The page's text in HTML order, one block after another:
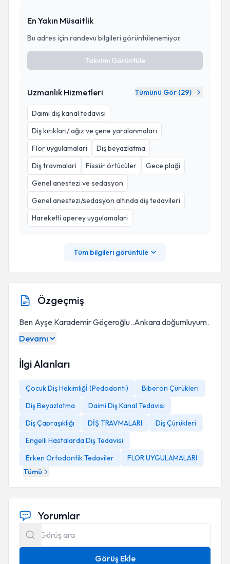
En Yakın Müsaitlik
Bu adres için randevu bilgileri görüntülenemiyor.
Takvimi Görüntüle
Uzmanlık Hizmetleri Tümünü Gör (29)
Daimi diş kanal tedavisi
Diş kırıkları/ ağız ve çene yaralanmaları
Flor uygulamalari
Diş beyazlatma
Diş travmalari
Fissür örtücüler
Gece plaği
Genel anestezi ve sedasyon
Genel anestezi/sedasyon altında diş tedavileri
Hareketli aperey uygulamalari
Tüm bilgileri görüntüle
Özgeçmiş
Ben Ayşe Karademir Göçeroğlu..Ankara doğumluyum.
Devamı
İlgi Alanları
Çocuk Diş Hekimliğİ (Pedodonti)
Biberon Çürükleri
Diş Beyazlatma
Daimi Diş Kanal Tedavisi
Diş Çapraşıklığı
DİŞ TRAVMALARI
Diş Çürükleri
Engelli Hastalarda Diş Tedavisi
Erken Ortodontik Tedaviler
FLOR UYGULAMALARI
Tümü
Yorumlar
Görüş Ekle